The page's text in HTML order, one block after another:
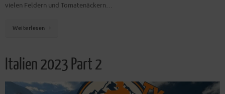
vielen Feldern und Tomatenäckern…
Weiterlesen
Italien 2023 Part 2